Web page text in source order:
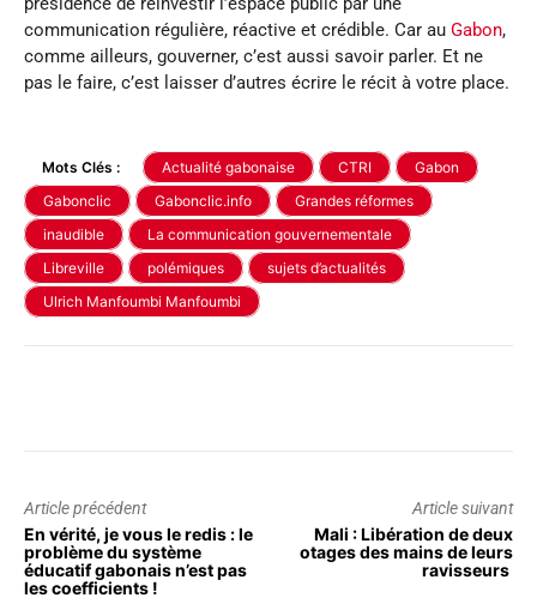
communication régulière, réactive et crédible. Car au Gabon,
comme ailleurs, gouverner, c’est aussi savoir parler. Et ne
pas le faire, c’est laisser d’autres écrire le récit à votre place.
Mots Clés : Actualité gabonaise CTRI
Gabon
Gabonclic
Gabonclic.info
Grandes réformes
inaudible
La communication gouvernementale
Libreville
polémiques
sujets d’actualités
Ulrich Manfoumbi Manfoumbi
Article précédent
En vérité, je vous le redis : le
problème du système
éducatif gabonais n’est pas
les coefficients !
Article suivant
Mali : Libération de deux
otages des mains de leurs
ravisseurs